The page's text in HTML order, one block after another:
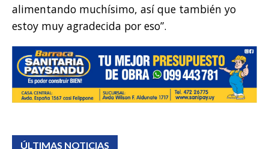
alimentando muchísimo, así que también yo
estoy muy agradecida por eso”.
ÚLTIMAS NOTICIAS